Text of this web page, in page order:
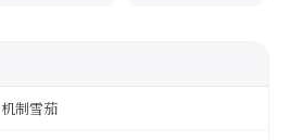
机制雪茄